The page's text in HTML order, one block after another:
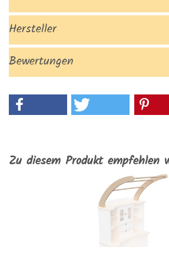
Hersteller
Bewertungen
Zu diesem Produkt empfehlen